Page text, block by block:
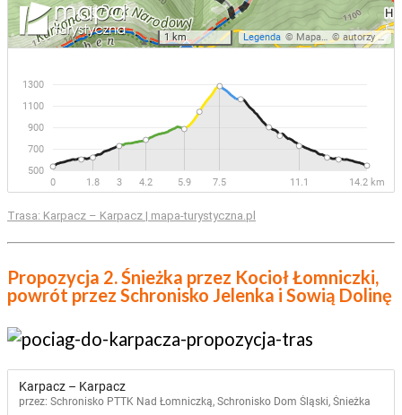
Trasa: Karpacz – Karpacz | mapa-turystyczna.pl
Propozycja 2. Śnieżka przez Kocioł Łomniczki,
powrót przez Schronisko Jelenka i Sowią Dolinę